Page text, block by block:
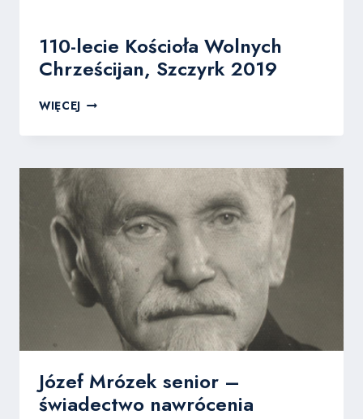
110-lecie Kościoła Wolnych
Chrześcijan, Szczyrk 2019
WIĘCEJ 110-
KOŚCIOŁA
CHRZEŚCIJAN,
SZCZYRK
2019
Józef Mrózek senior –
świadectwo nawrócenia